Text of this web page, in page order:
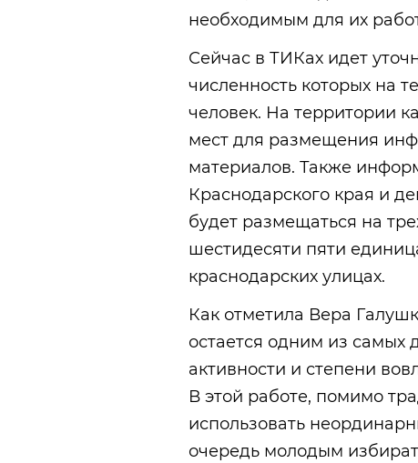
необходимым для их
Сейчас в ТИКах идет
численность которых на
человек. На территории
мест для размещения
материалов. Также
Краснодарского края и
будет размещаться на
шестидесяти пяти
краснодарских улицах.
Как отметила Вера
остается одним из самых
активности и степени
В этой работе, помимо
использовать
очередь молодым